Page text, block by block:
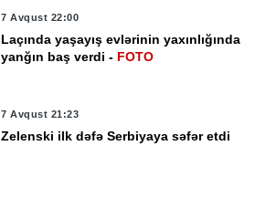
7 Avqust 22:00
Laçında yaşayış evlərinin yaxınlığında
yanğın baş verdi - FOTO
7 Avqust 21:23
Zelenski ilk dəfə Serbiyaya səfər etdi